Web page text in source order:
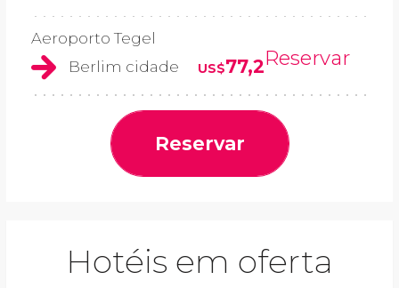
Aeroporto Tegel
Berlim cidade
US$77,2Reservar
Reservar
Hotéis em oferta